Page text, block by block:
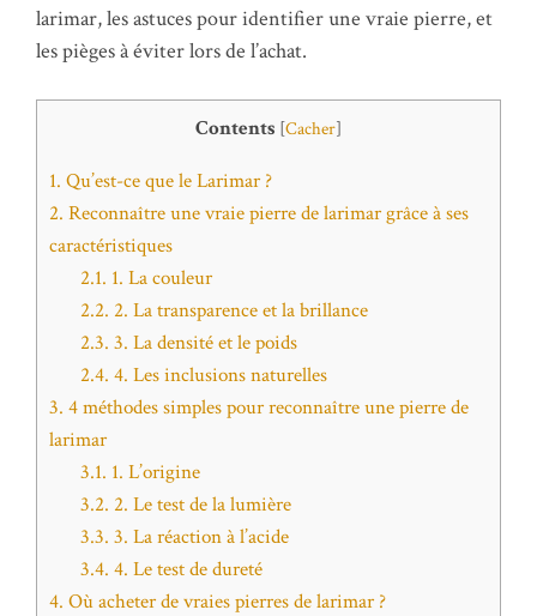
larimar, les astuces pour identifier une vraie pierre, et
les pièges à éviter lors de l’achat.
Contents [Cacher]
1. Qu’est-ce que le Larimar ?
2. Reconnaître une vraie pierre de larimar grâce à ses
caractéristiques
2.1. 1. La couleur
2.2. 2. La transparence et la brillance
2.3. 3. La densité et le poids
2.4. 4. Les inclusions naturelles
3. 4 méthodes simples pour reconnaître une pierre de
larimar
3.1. 1. L’origine
3.2. 2. Le test de la lumière
3.3. 3. La réaction à l’acide
3.4. 4. Le test de dureté
4. Où acheter de vraies pierres de larimar ?